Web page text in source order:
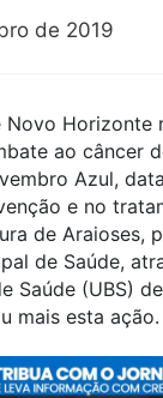
de 2019
Novo Horizonte
ao câncer
Azul,
e no
de Araioses,
de Saúde,
Saúde (UBS)
mais esta ação.